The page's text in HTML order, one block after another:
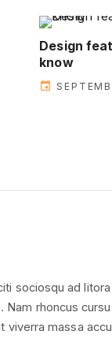
Design
know
sociosqu ad
rhoncus
viverra massa